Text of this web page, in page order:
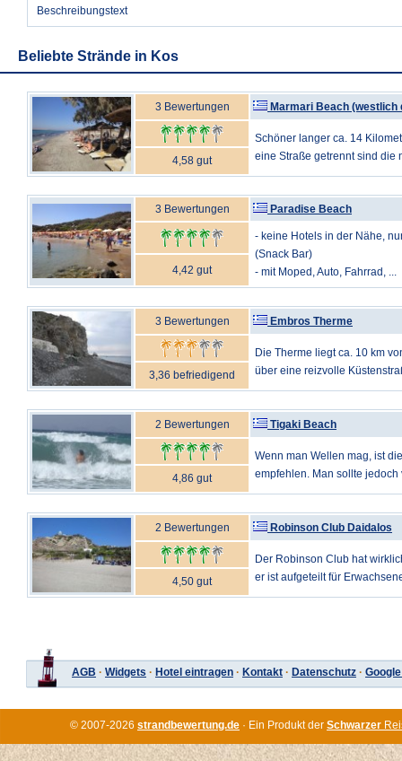
Beschreibungstext
Beliebte Strände in Kos
3 Bewertungen Marmari Beach
Schöner langer ca. 14
eine Straße getrennt sind die
4,58 gut
3 Bewertungen Paradise Beach
- keine Hotels in der Nähe,
(Snack Bar)
- mit Moped, Auto, Fahrrad, ...
4,42 gut
3 Bewertungen Embros Therme
Die Therme liegt ca. 10 km
über eine reizvolle
3,36 befriedigend
2 Bewertungen Tigaki Beach
Wenn man Wellen mag, ist
empfehlen. Man sollte
4,86 gut
2 Bewertungen Robinson Club Daidalos
Der Robinson Club hat
er ist aufgeteilt für
4,50 gut
AGB · Widgets · Hotel eintragen · Kontakt · Datenschutz ·
© 2007-2026 strandbewertung.de · Ein Produkt der Schwarzer